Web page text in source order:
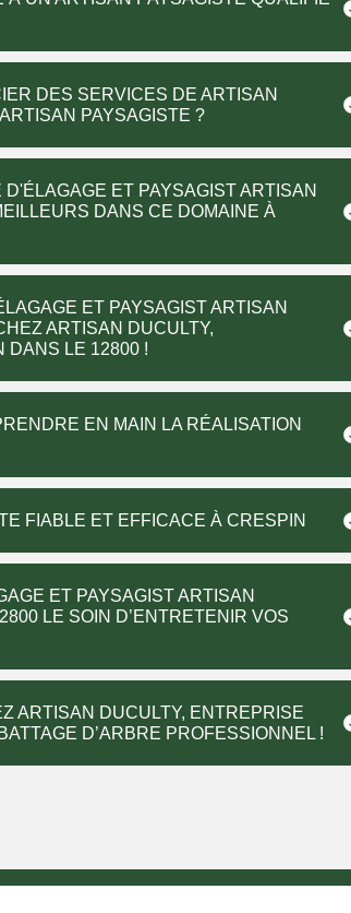
DES SERVICES DE ARTISAN
PAYSAGISTE ?
ET PAYSAGIST ARTISAN
DANS CE DOMAINE À
ET PAYSAGIST ARTISAN
ARTISAN DUCULTY,
DANS LE 12800 !
EN MAIN LA RÉALISATION
FIABLE ET EFFICACE À CRESPIN
ET PAYSAGIST ARTISAN
LE SOIN D’ENTRETENIR VOS
ARTISAN DUCULTY, ENTREPRISE
D’ARBRE PROFESSIONNEL !